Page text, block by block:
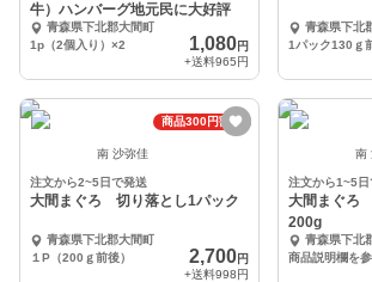
牛）ハンバーグ地元民に大好評
青森県下北郡大間町
1p（2個入り）×2
1,080円
+送料965円
青森県下北
1パック130ｇ
商品300円割引
南 沙弥佳
注文から2~5日で発送
大間まぐろ 切り落とし1パック
青森県下北郡大間町
１P（200ｇ前後）
2,700円
+送料998円
南
注文から1~5日
大間まぐろ
200g
青森県下北
商品説明欄を参